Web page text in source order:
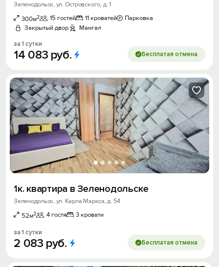
Зеленодольск, ул. Островского, д. 1
300м2 15 гостей 11 кроватей
Парковка
Закрытый двор
Мангал
за 1 сутки
14 083 руб. Бесплатая отмена
1к. квартира в Зеленодольске
Зеленодольск, ул. Карла Маркса, д. 54
52м2 4 гостя 3 кровати
за 1 сутки
2 083 руб. Бесплатая отмена